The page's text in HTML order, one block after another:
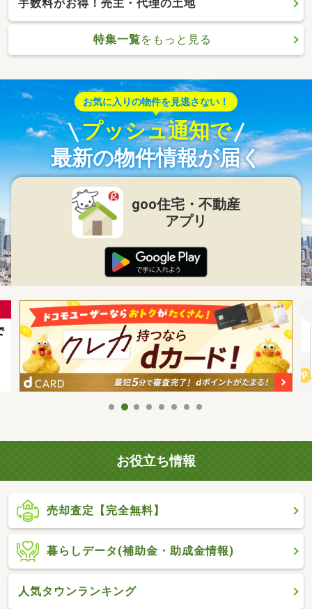
手数料がお得！売主・代理の土地
特集一覧をもっと見る
お気に入りの物件を見逃さない！
プッシュ通知で
最新の物件情報が届く
goo住宅・不動産
アプリ
お役立ち情報
売却査定【完全無料】
暮らしデータ(補助金・助成金情報)
人気タウンランキング